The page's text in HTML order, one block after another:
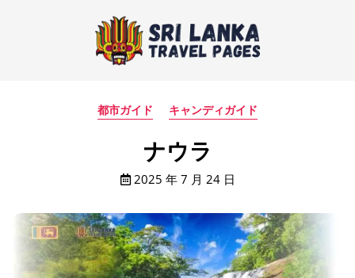
都市ガイド キャンディガイド
ナウラ
2025 年 7 月 24 日